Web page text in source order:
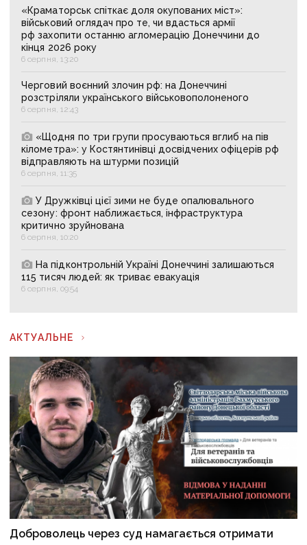
«Краматорськ спіткає доля окупованих міст»:
військовий оглядач про те, чи вдасться армії
рф захопити останню агломерацію Донеччини до
кінця 2026 року
6 серпня, 13:20
Черговий воєнний злочин рф: на Донеччині
розстріляли українського військовополоненого
6 серпня, 12:43
«Щодня по три групи просуваються вглиб на пів
кілометра»: у Костянтинівці досвідчених офіцерів рф
відправляють на штурми позицій
6 серпня, 11:35
У Дружківці цієї зими не буде опалювального
сезону: фронт наближається, інфраструктура
критично зруйнована
6 серпня, 10:20
На підконтрольній Україні Донеччині залишаються
115 тисяч людей: як триває евакуація
6 серпня, 09:54
АКТУАЛЬНЕ
Доброволець через суд намагається отримати